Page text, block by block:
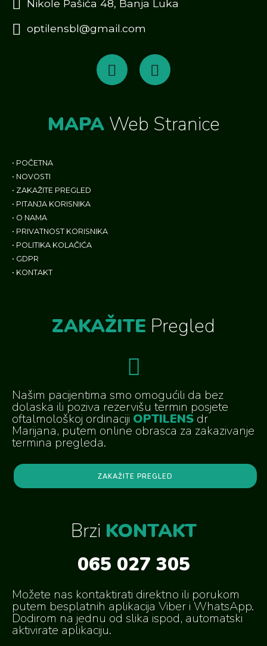
Nikole Pašića 48, Banja Luka
optilensbl@gmail.com
MAPAWeb Stranice
• POČETNA
• NOVOSTI
• ZAKAŽITE PREGLED
• PITANJA KORISNIKA
• O NAMA
• PRIVATNOST KORISNIKA
• POLITIKA KOLAČIĆA
• GDPR
• KONTAKT
ZAKAŽITE Pregled
Našim pacijentima smo omogućili da bez
dolaska ili poziva rezervišu termin posjete
oftalmološkoj ordinaciji OPTILENS dr
Marijana, putem online obrasca za zakazivanje
termina pregleda.
ZAKAŽITE PREGLED
Brzi KONTAKT
065 027 305
Možete nas kontaktirati direktno ili porukom
putem besplatnih aplikacija Viber i WhatsApp.
Dodirom na jednu od slika ispod, automatski
aktivirate aplikaciju.